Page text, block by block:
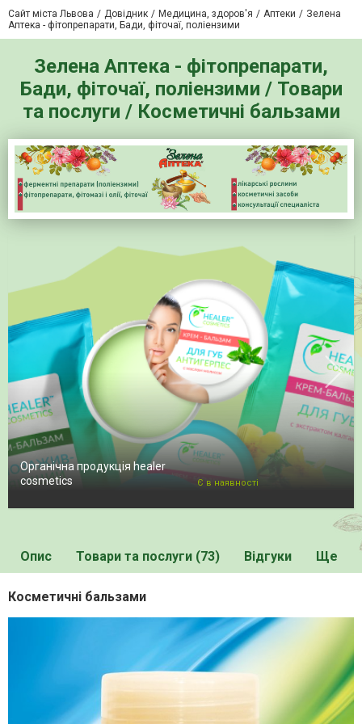
Сайт міста Львова Довідник Медицина, здоров'я Аптеки
Зелена
Аптека - фітопрепарати, Бади, фіточаї, поліензими
Зелена Аптека - фітопрепарати,
Бади, фіточаї, поліензими / Товари
та послуги / Косметичні бальзами
Органічна продукція healer
cosmetics
Є в наявності
Опис Товари та послуги (73) Відгуки Ще
Косметичні бальзами